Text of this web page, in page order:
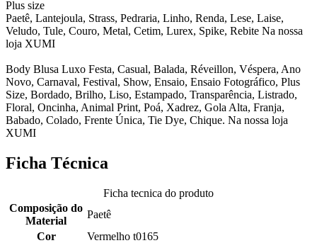
Plus size
Paetê, Lantejoula, Strass, Pedraria, Linho, Renda, Lese, Laise,
Veludo, Tule, Couro, Metal, Cetim, Lurex, Spike, Rebite Na nossa
loja XUMI
Body Blusa Luxo Festa, Casual, Balada, Réveillon, Véspera, Ano
Novo, Carnaval, Festival, Show, Ensaio, Ensaio Fotográfico, Plus
Size, Bordado, Brilho, Liso, Estampado, Transparência, Listrado,
Floral, Oncinha, Animal Print, Poá, Xadrez, Gola Alta, Franja,
Babado, Colado, Frente Única, Tie Dye, Chique. Na nossa loja
XUMI
Ficha Técnica
Ficha tecnica do produto
Composição do
Material
Paetê
Cor
Vermelho t0165